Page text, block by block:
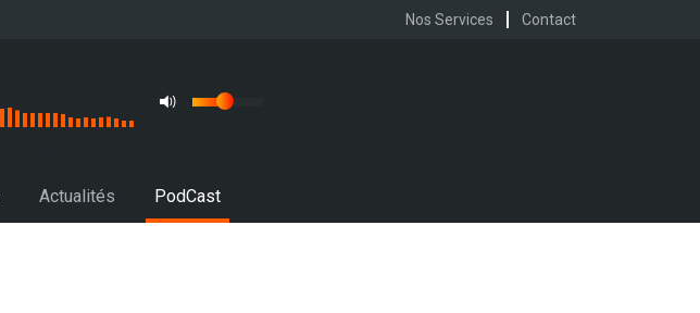
Nos Services Contact
Actualités PodCast